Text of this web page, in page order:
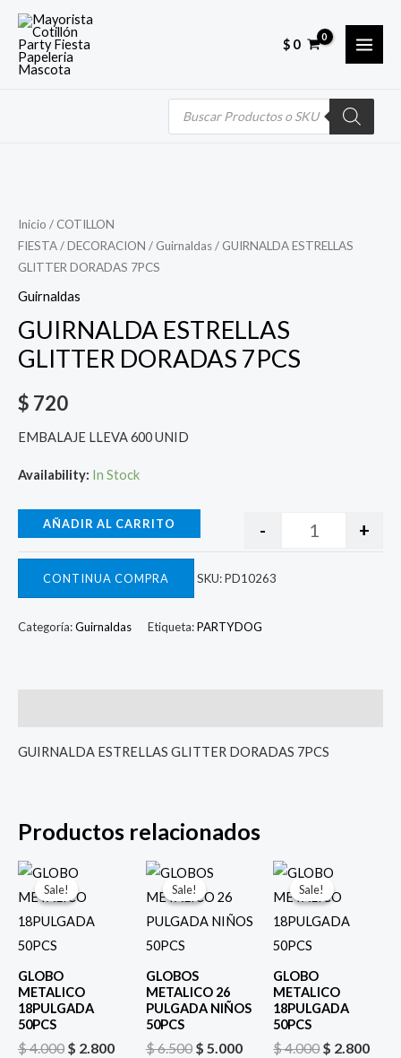
Skip
content
$0
Búsqueda
Inicio / COTILLON
FIESTA/DECORACION / Guirnaldas/ GUIRNALDA ESTRELLAS
GLITTER DORADAS 7PCS
Guirnaldas
GUIRNALDA ESTRELLAS
GLITTER DORADAS 7PCS
$ 720
EMBALAJE LLEVA 600 UNID
Availability: In Stock
- +
AÑADIR AL CARRITO
CONTINUA COMPRA SKU:PD10263
Categoría:Guirnaldas Etiqueta:PARTYDOG
GUIRNALDA ESTRELLAS GLITTER DORADAS 7PCS
Productos relacionados
Sale!
Sale!
GLOBO
METALICO
18PULGADA
50PCS
$4.000
El
precio
original
era:
$ 2.800
actual
$ 2.800.
Sale!
Sale!
GLOBOS
METALICO 26
PULGADA NIÑOS
50PCS
$6.500
El
precio
original
era:
$ 5.000
actual
es:
$ 5.000.
Sale!
Sale!
GLOBO
METALICO
18PULGADA
50PCS
$4.000
El
precio
original
era:
$ 2.800